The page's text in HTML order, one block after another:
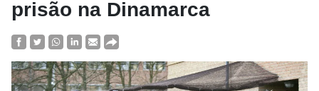
prisão na Dinamarca